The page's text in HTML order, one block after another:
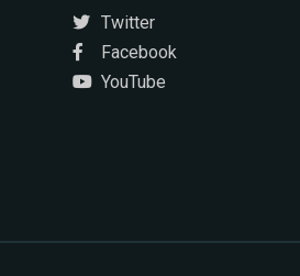
Twitter
Facebook
YouTube